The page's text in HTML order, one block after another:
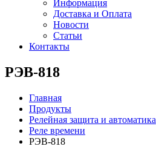
Информация
Доставка и Оплата
Новости
Статьи
Контакты
РЭВ-818
Главная
Продукты
Релейная защита и автоматика
Реле времени
РЭВ-818